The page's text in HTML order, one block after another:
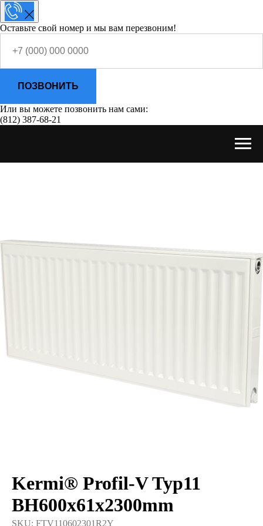
Оставьте свой номер и мы вам перезвоним!
ПОЗВОНИТЬ
Или вы можете позвонить нам сами:
(812) 387-68-21
Kermi® Profil-V Typ11
BH600x61x2300mm
SKU: FTV110602301R2Y